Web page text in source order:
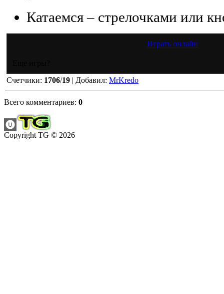
Катаемся – стрелочками или
Играть онлайн
Счетчики: 1706/19 | Добавил: MrKredo
Всего комментариев: 0
Copyright TG © 2026